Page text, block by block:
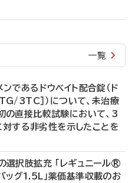
一覧
であるドウベイト配合錠（ド
3TC］）について、未治療
の直接比較試験において、3
する非劣性を示したことを
択肢拡充 「レギュニール®
グ1.5L」薬価基準収載のお